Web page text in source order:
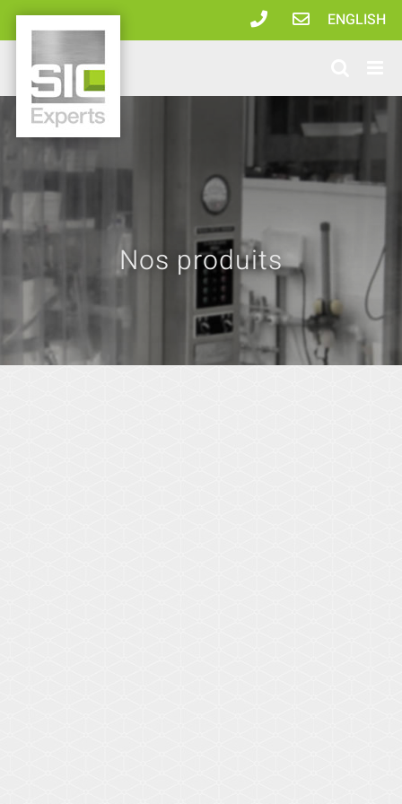
Passer
au
contenu
ENGLISH
Nos produits